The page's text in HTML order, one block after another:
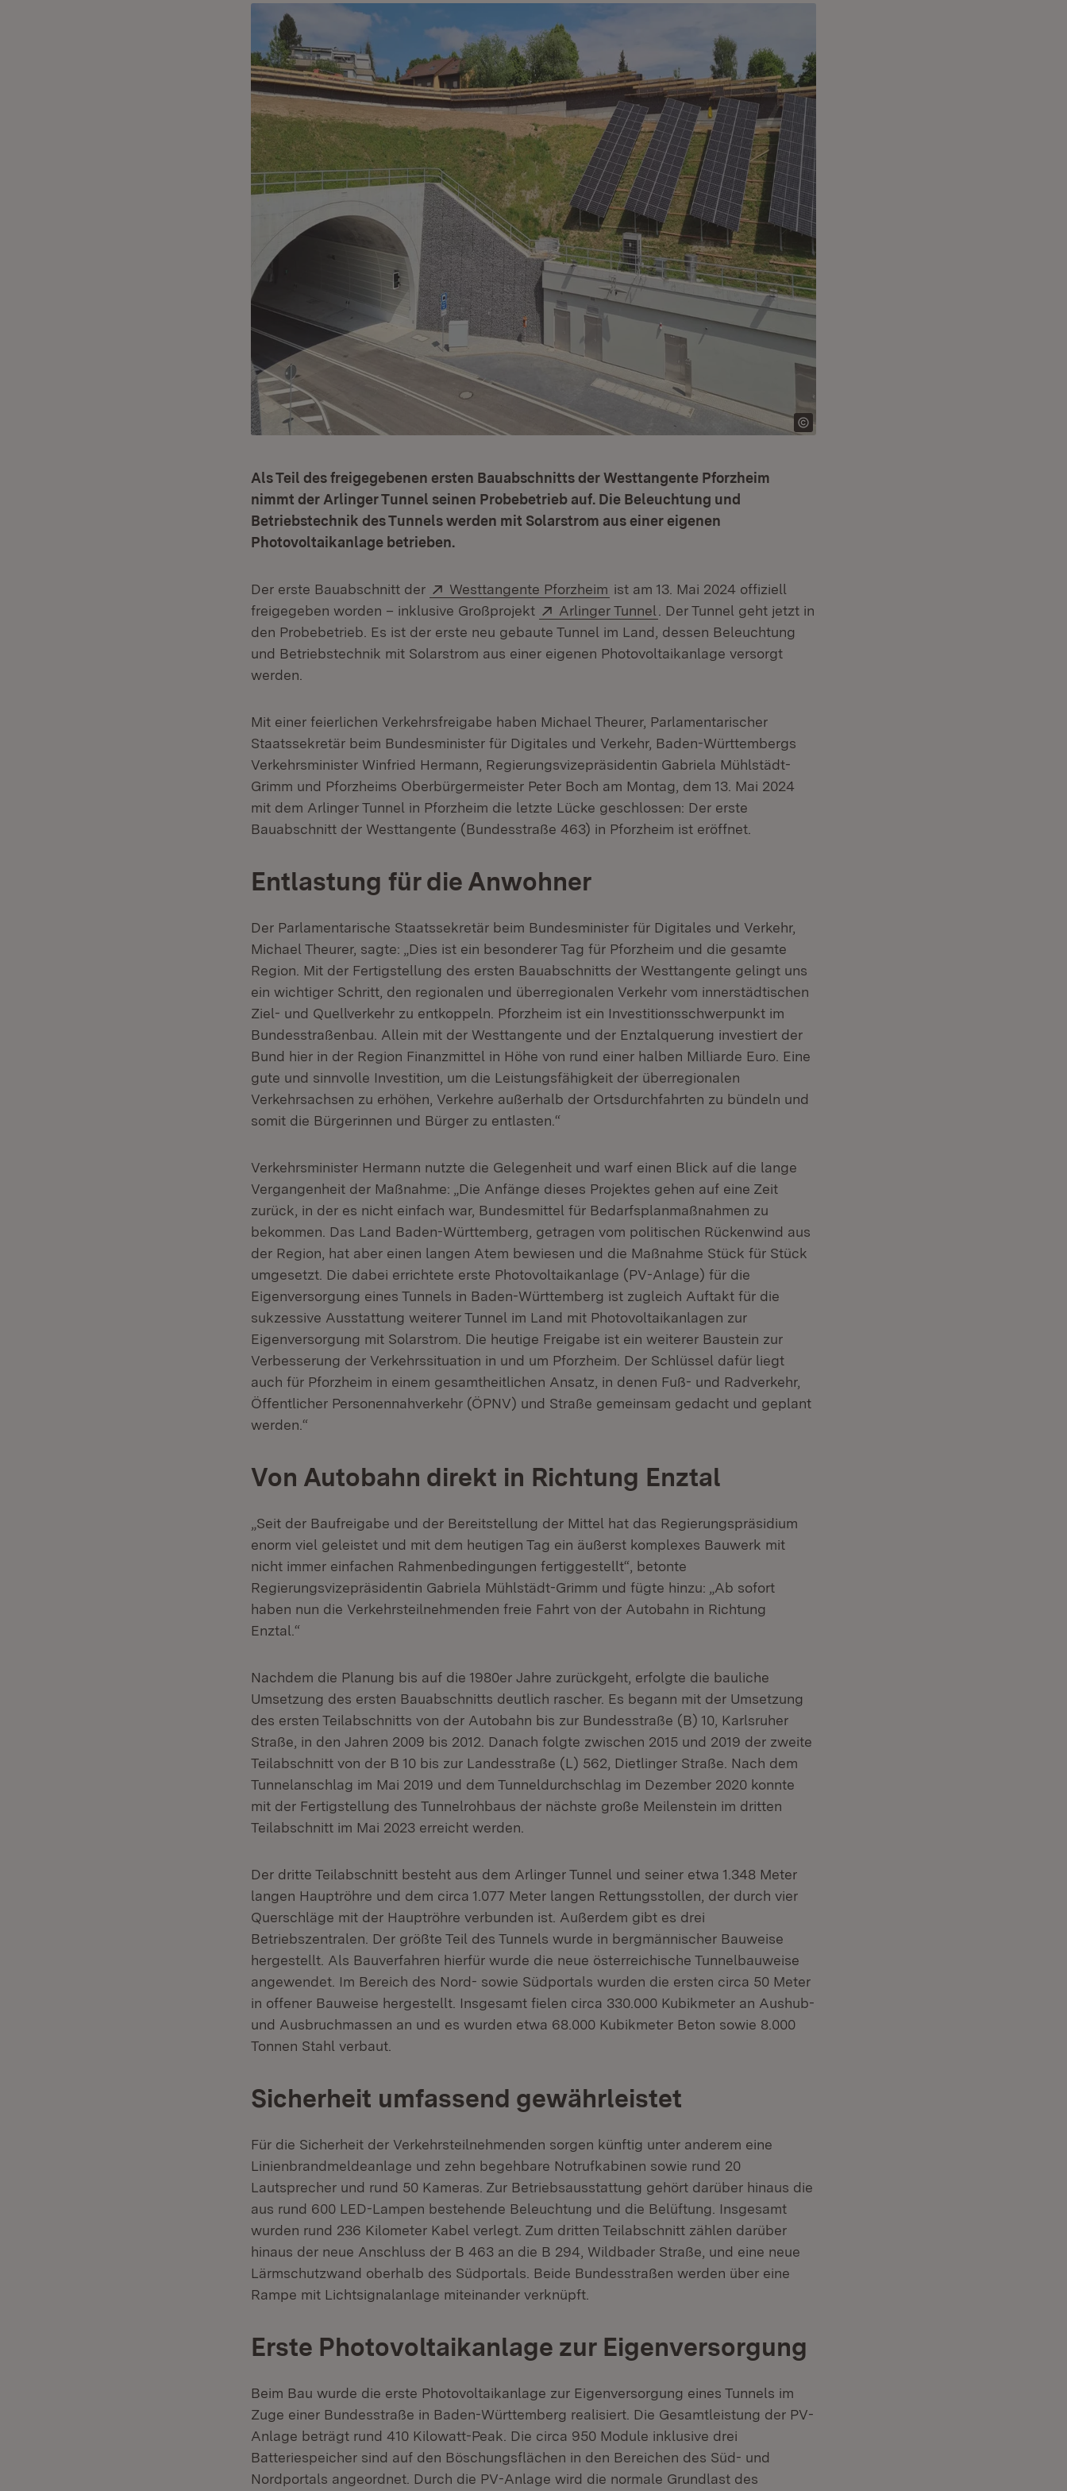
Als Teil des freigegebenen ersten Bauabschnitts der Westtangente Pforzheim
nimmt der Arlinger Tunnel seinen Probebetrieb auf. Die Beleuchtung und
Betriebstechnik des Tunnels werden mit Solarstrom aus einer eigenen
Photovoltaikanlage betrieben.
Der erste Bauabschnitt der Extern:
Westtangente Pforzheim (Öffnet in neuem Fenster)
ist am 13. Mai 2024 offiziell
freigegeben worden – inklusive Großprojekt
Extern:
Arlinger Tunnel (Öffnet in neuem Fenster)
. Der Tunnel geht jetzt in
den Probebetrieb. Es ist der erste neu gebaute Tunnel im Land, dessen Beleuchtung
und Betriebstechnik mit Solarstrom aus einer eigenen Photovoltaikanlage versorgt
werden.
Mit einer feierlichen Verkehrsfreigabe haben Michael Theurer, Parlamentarischer
Staatssekretär beim Bundesminister für Digitales und Verkehr, Baden-Württembergs
Verkehrsminister Winfried Hermann, Regierungsvizepräsidentin Gabriela Mühlstädt-
Grimm und Pforzheims Oberbürgermeister Peter Boch am Montag, dem 13. Mai 2024
mit dem Arlinger Tunnel in Pforzheim die letzte Lücke geschlossen: Der erste
Bauabschnitt der Westtangente (Bundesstraße 463) in Pforzheim ist eröffnet.
Entlastung für die Anwohner
Der Parlamentarische Staatssekretär beim Bundesminister für Digitales und Verkehr,
Michael Theurer, sagte: „Dies ist ein besonderer Tag für Pforzheim und die gesamte
Region. Mit der Fertigstellung des ersten Bauabschnitts der Westtangente gelingt uns
ein wichtiger Schritt, den regionalen und überregionalen Verkehr vom innerstädtischen
Ziel- und Quellverkehr zu entkoppeln. Pforzheim ist ein Investitionsschwerpunkt im
Bundesstraßenbau. Allein mit der Westtangente und der Enztalquerung investiert der
Bund hier in der Region Finanzmittel in Höhe von rund einer halben Milliarde Euro. Eine
gute und sinnvolle Investition, um die Leistungsfähigkeit der überregionalen
Verkehrsachsen zu erhöhen, Verkehre außerhalb der Ortsdurchfahrten zu bündeln und
somit die Bürgerinnen und Bürger zu entlasten.“
Verkehrsminister Hermann nutzte die Gelegenheit und warf einen Blick auf die lange
Vergangenheit der Maßnahme: „Die Anfänge dieses Projektes gehen auf eine Zeit
zurück, in der es nicht einfach war, Bundesmittel für Bedarfsplanmaßnahmen zu
bekommen. Das Land Baden-Württemberg, getragen vom politischen Rückenwind aus
der Region, hat aber einen langen Atem bewiesen und die Maßnahme Stück für Stück
umgesetzt. Die dabei errichtete erste Photovoltaikanlage (PV-Anlage) für die
Eigenversorgung eines Tunnels in Baden-Württemberg ist zugleich Auftakt für die
sukzessive Ausstattung weiterer Tunnel im Land mit Photovoltaikanlagen zur
Eigenversorgung mit Solarstrom. Die heutige Freigabe ist ein weiterer Baustein zur
Verbesserung der Verkehrssituation in und um Pforzheim. Der Schlüssel dafür liegt
auch für Pforzheim in einem gesamtheitlichen Ansatz, in denen Fuß- und Radverkehr,
Öffentlicher Personennahverkehr (ÖPNV) und Straße gemeinsam gedacht und geplant
werden.“
Von Autobahn direkt in Richtung Enztal
„Seit der Baufreigabe und der Bereitstellung der Mittel hat das Regierungspräsidium
enorm viel geleistet und mit dem heutigen Tag ein äußerst komplexes Bauwerk mit
nicht immer einfachen Rahmenbedingungen fertiggestellt“, betonte
Regierungsvizepräsidentin Gabriela Mühlstädt-Grimm und fügte hinzu: „Ab sofort
haben nun die Verkehrsteilnehmenden freie Fahrt von der Autobahn in Richtung
Enztal.“
Nachdem die Planung bis auf die 1980er Jahre zurückgeht, erfolgte die bauliche
Umsetzung des ersten Bauabschnitts deutlich rascher. Es begann mit der Umsetzung
des ersten Teilabschnitts von der Autobahn bis zur Bundesstraße (B) 10, Karlsruher
Straße, in den Jahren 2009 bis 2012. Danach folgte zwischen 2015 und 2019 der zweite
Teilabschnitt von der B 10 bis zur Landesstraße (L) 562, Dietlinger Straße. Nach dem
Tunnelanschlag im Mai 2019 und dem Tunneldurchschlag im Dezember 2020 konnte
mit der Fertigstellung des Tunnelrohbaus der nächste große Meilenstein im dritten
Teilabschnitt im Mai 2023 erreicht werden.
Der dritte Teilabschnitt besteht aus dem Arlinger Tunnel und seiner etwa 1.348 Meter
langen Hauptröhre und dem circa 1.077 Meter langen Rettungsstollen, der durch vier
Querschläge mit der Hauptröhre verbunden ist. Außerdem gibt es drei
Betriebszentralen. Der größte Teil des Tunnels wurde in bergmännischer Bauweise
hergestellt. Als Bauverfahren hierfür wurde die neue österreichische Tunnelbauweise
angewendet. Im Bereich des Nord- sowie Südportals wurden die ersten circa 50 Meter
in offener Bauweise hergestellt. Insgesamt fielen circa 330.000 Kubikmeter an Aushub-
und Ausbruchmassen an und es wurden etwa 68.000 Kubikmeter Beton sowie 8.000
Tonnen Stahl verbaut.
Sicherheit umfassend gewährleistet
Für die Sicherheit der Verkehrsteilnehmenden sorgen künftig unter anderem eine
Linienbrandmeldeanlage und zehn begehbare Notrufkabinen sowie rund 20
Lautsprecher und rund 50 Kameras. Zur Betriebsausstattung gehört darüber hinaus die
aus rund 600 LED-Lampen bestehende Beleuchtung und die Belüftung. Insgesamt
wurden rund 236 Kilometer Kabel verlegt. Zum dritten Teilabschnitt zählen darüber
hinaus der neue Anschluss der B 463 an die B 294, Wildbader Straße, und eine neue
Lärmschutzwand oberhalb des Südportals. Beide Bundesstraßen werden über eine
Rampe mit Lichtsignalanlage miteinander verknüpft.
Erste Photovoltaikanlage zur Eigenversorgung
Beim Bau wurde die erste Photovoltaikanlage zur Eigenversorgung eines Tunnels im
Zuge einer Bundesstraße in Baden-Württemberg realisiert. Die Gesamtleistung der PV-
Anlage beträgt rund 410 Kilowatt-Peak. Die circa 950 Module inklusive drei
Batteriespeicher sind auf den Böschungsflächen in den Bereichen des Süd- und
Nordportals angeordnet. Durch die PV-Anlage wird die normale Grundlast des